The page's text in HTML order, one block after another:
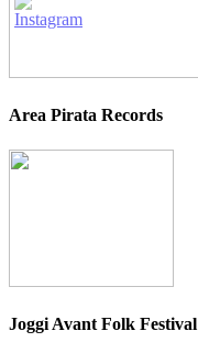
Area Pirata Records
Joggi Avant Folk Festival